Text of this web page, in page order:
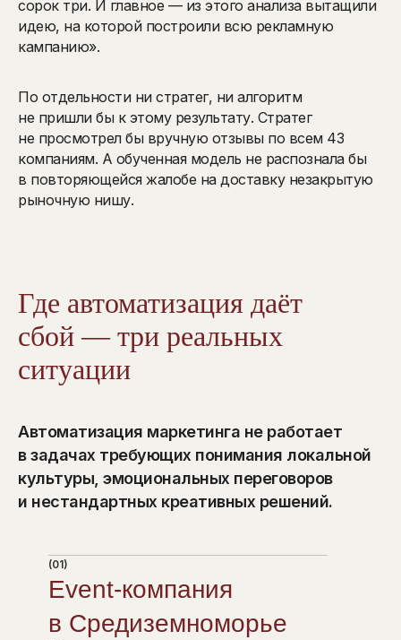
сорок три. И главное — из этого анализа вытащили
идею, на которой построили всю рекламную
кампанию».
По отдельности ни стратег, ни алгоритм
не пришли бы к этому результату. Стратег
не просмотрел бы вручную отзывы по всем 43
компаниям. А обученная модель не распознала бы
в повторяющейся жалобе на доставку незакрытую
рыночную нишу.
Где автоматизация даёт
сбой — три реальных
ситуации
Автоматизация маркетинга не работает
в задачах требующих понимания локальной
культуры, эмоциональных переговоров
и нестандартных креативных решений.
(01)
Event-компания
в Средиземноморье